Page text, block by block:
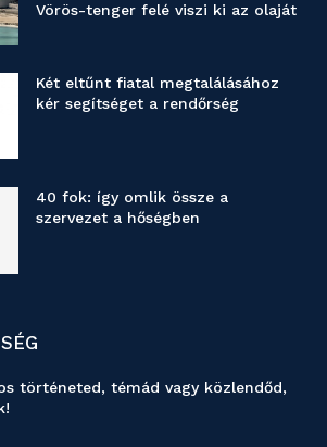
Vörös-tenger felé viszi ki az olaját
Két eltűnt fiatal megtalálásához
kér segítséget a rendőrség
40 fok: így omlik össze a
szervezet a hőségben
történeted, témád vagy közlendőd,